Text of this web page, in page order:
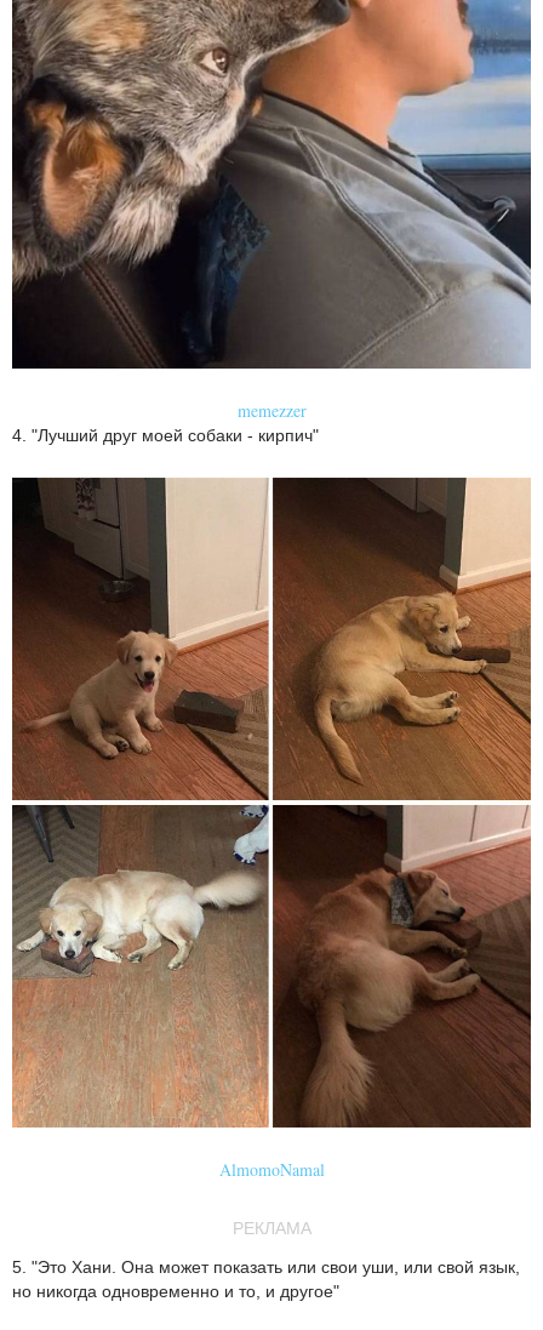
memezzer
4. "Лучший друг моей собаки - кирпич"
AlmomoNamal
РЕКЛАМА
5. "Это Хани. Она может показать или свои уши, или свой язык,
но никогда одновременно и то, и другое"